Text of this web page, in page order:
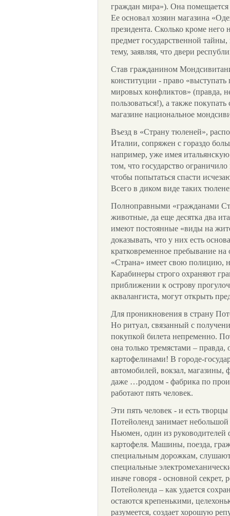
граждан мира»). Она
Ее основал хозяин магазина
президента. Сколько кроме него
предмет государственной
тему, заявляя, что двери
Став гражданином
конституции - право
мировых конфликтов» (правда,
пользоваться!), а также
магазине национальное
Въезд в «Страну тюленей»,
Италии, сопряжен с гораздо
например, уже имея
том, что государство
чтобы попытаться спасти
Всего в диком виде таких
Полноправными «гражданами
животные, да еще десятка два
имеют постоянные «виды на
доказывать, что у них есть
кратковременное пребывание на
«Страна» имеет свою полицию,
Карабинеры строго охраняют
приближении к острову
аквалангиста, могут открыть
Для проникновения в страну
Но ритуал, связанный с
покупкой билета непременно.
она только тремястами –
картофелинами! В городе-
автомобилей, вокзал,
даже …роддом - фабрика по
работают пять человек.
Эти пять человек - и есть
Потейоленд занимает
Ньюмен, один из
картофеля. Машины, поезда,
специальным дорожкам,
специальные
иначе говоря - основной секрет,
Потейоленда – как удается
остаются крепенькими,
разумеется, создает хорошую